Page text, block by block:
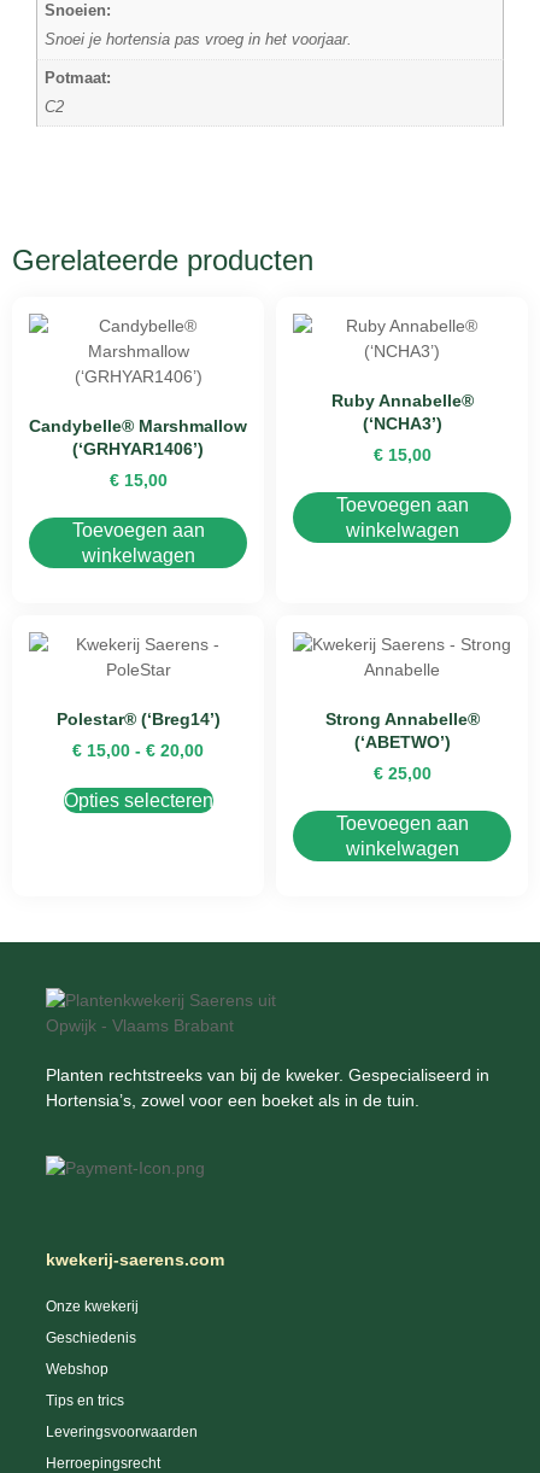
Snoeien:
Snoei je hortensia pas vroeg in het voorjaar.
Potmaat:
C2
Gerelateerde producten
Candybelle® Marshmallow
(‘GRHYAR1406’)
€15,00
Toevoegen aan
winkelwagen
Ruby Annabelle®
(‘NCHA3’)
€15,00
Toevoegen aan
winkelwagen
Polestar® (‘Breg14’)
€ 15,00 - € 20,00
Opties selecteren
Strong Annabelle®
(‘ABETWO’)
€25,00
Toevoegen aan
winkelwagen
Planten rechtstreeks van bij de kweker. Gespecialiseerd in
Hortensia’s, zowel voor een boeket als in de tuin.
kwekerij-saerens.com
Onze kwekerij
Geschiedenis
Webshop
Tips en trics
Leveringsvoorwaarden
Herroepingsrecht